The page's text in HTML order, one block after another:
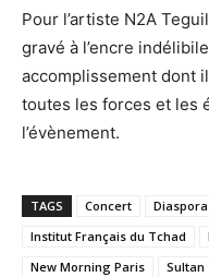
Pour l’artiste N2A
gravé à l’encre
accomplissement dont
toutes les forces et les
l’évènement.
TAGS Concert
Institut Français du Tchad
New Morning Paris
Sultan